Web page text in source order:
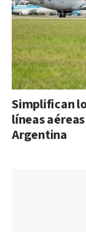
Simplifican
líneas
Argentina